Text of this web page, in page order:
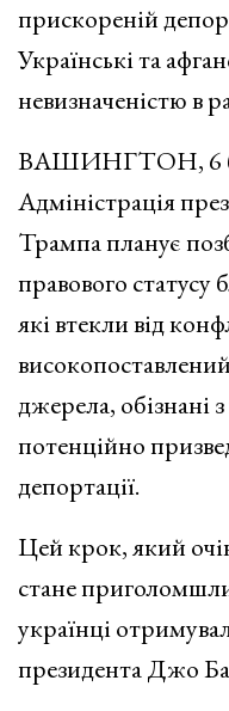
прискореній
Українські та
невизначеністю в
ВАШИНГТОН, 6
Адміністрація
Трампа планує
правового статусу
які втекли від
джерела, обізнані
потенційно
депортації.
Цей крок, який
стане
українці
президента Джо